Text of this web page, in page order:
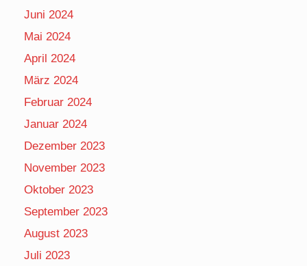
Juni 2024
Mai 2024
April 2024
März 2024
Februar 2024
Januar 2024
Dezember 2023
November 2023
Oktober 2023
September 2023
August 2023
Juli 2023